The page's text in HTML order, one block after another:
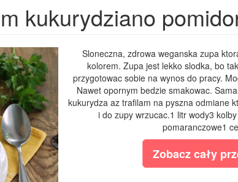
kukurydziano
Sloneczna, zdrowa weganska zupa
kolorem. Zupa jest lekko slodka, bo
przygotowac sobie na wynos do pracy.
Nawet opornym bedzie smakowac.
kukurydza az trafilam na pyszna odmiane
i do zupy wrzucac.1 litr wody3
pomaranczowe1
Zobacz cały